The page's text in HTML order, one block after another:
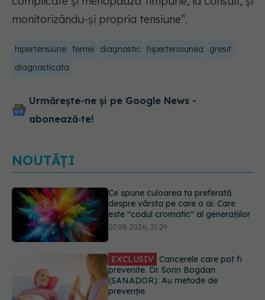
monitorizându-și propria tensiune”.
hipertensiune femei diagnostic hipertensiunea
gresit
diagnosticata
Urmărește-ne și pe Google News -
abonează‑te!
NOUTĂȚI
EXCLUSIV Cancerele care pot fi
prevenite. Dr. Sorin Bogdan
(SANADOR): Au metode de
Testul din deget care ar putea
indica riscul pentru 8 boli majore
07.08.2026, 18:34